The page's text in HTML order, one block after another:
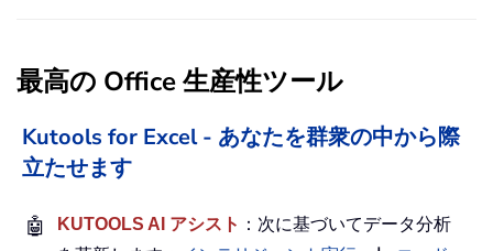
最高の Office 生産性ツール
Kutools for Excel - あなたを群衆の中から際
立たせます
🤖 KUTOOLS AI アシスト ：次に基づいてデータ分析